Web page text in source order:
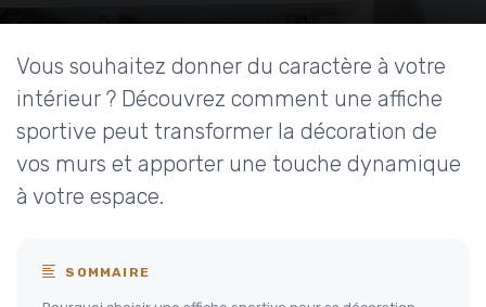
Vous souhaitez donner du caractère à votre
intérieur ? Découvrez comment une affiche
sportive peut transformer la décoration de
vos murs et apporter une touche dynamique
à votre espace.
SOMMAIRE